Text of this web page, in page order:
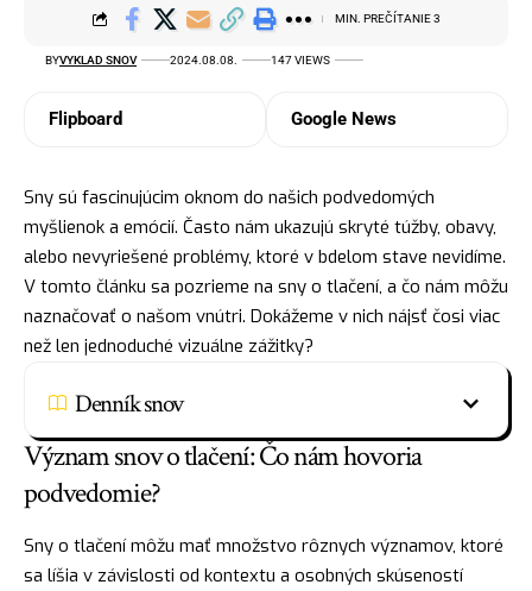
BYVYKLAD SNOV 2024.08.08. 147 VIEWS
MIN. PREČÍTANIE 3
Flipboard Google News
Sny sú fascinujúcim oknom do našich podvedomých
myšlienok a emócií. Často nám ukazujú skryté túžby, obavy,
alebo nevyriešené problémy, ktoré v bdelom stave nevidíme.
V tomto článku sa pozrieme na sny o tlačení, a čo nám môžu
naznačovať o našom vnútri. Dokážeme v nich nájsť čosi viac
než len jednoduché vizuálne zážitky?
Denník snov
Význam snov o tlačení: Čo nám hovoria
podvedomie?
Sny o tlačení môžu mať množstvo rôznych významov, ktoré
sa líšia v závislosti od kontextu a osobných skúseností